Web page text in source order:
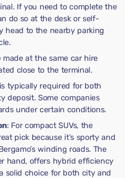
If you need to complete the
do so at the desk or self-
head to the nearby parking
made at the same car hire
close to the terminal.
typically required for both
deposit. Some companies
under certain conditions.
: For compact SUVs, the
pick because it’s sporty and
winding roads. The
hand, offers hybrid efficiency
solid choice for both city and